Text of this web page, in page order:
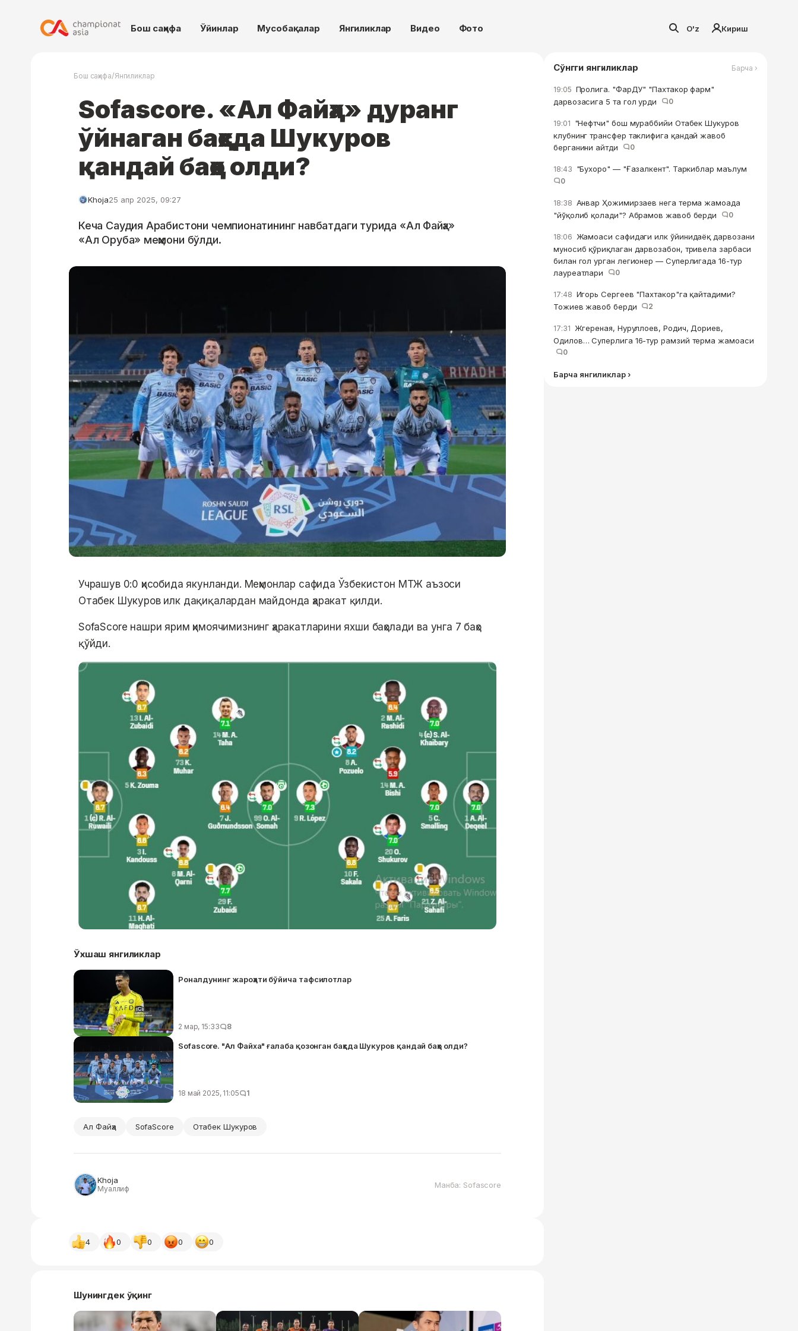
Бош саҳифа Ўйинлар Мусобақалар Янгиликлар Видео Фото O'z Кириш
Бош саҳифа/Янгиликлар
Sofascore. «Ал Фaйҳа» дуранг
ўйнаган баҳсда Шукуров
қандай баҳо олди?
Khoja25 апр 2025, 09:27
Кеча Саудия Арабистони чемпионатининг навбатдаги турида «Ал Фaйҳа»
«Ал Оруба» меҳмони бўлди.
Учрашув 0:0 ҳисобида якунланди. Меҳмонлар сафида Ўзбекистон МТЖ аъзоси
Отабек Шукуров илк дақиқалардан майдонда ҳаракат қилди.
SofaScore нашри ярим ҳимоячимизнинг ҳаракатларини яхши баҳолади ва унга 7 баҳо
қўйди.
Ўхшаш янгиликлар
Роналдунинг жароҳати бўйича тафсилотлар
2 мар, 15:33 8
Sofascore. "Ал Файха" ғалаба қозонган баҳсда Шукуров қандай баҳо олди?
18 май 2025, 11:05 1
Ал Файҳа SofaScore Отабек Шукуров
Khoja
Муаллиф Манба: Sofascore
4 0 0 0 0
Шунингдек ўқинг
Сўнгги янгиликлар Барча ›
19:05 Пролига. "ФарДУ" "Пахтакор фарм"
дарвозасига 5 та гол урди
0
19:01 "Нефтчи" бош мураббийи Отабек Шукуров
клубнинг трансфер таклифига қандай жавоб
берганини айтди
0
18:43 "Бухоро" — "Ғазалкент". Таркиблар маълум
0
18:38 Анвар Ҳожимирзаев нега терма жамоада
"йўқолиб қолади"? Абрамов жавоб берди
0
18:06 Жамоаси сафидаги илк ўйинидаёқ дарвозани
муносиб қўриқлаган дарвозабон, тривела зарбаси
билан гол урган легионер — Суперлигада 16-тур
лауреатлари
0
17:48 Игорь Сергеев "Пахтакор"га қайтадими?
Тожиев жавоб берди
2
17:31 Жгереная, Нуруллоев, Родич, Дориев,
Одилов… Суперлига 16-тур рамзий терма жамоаси
0
Барча янгиликлар ›